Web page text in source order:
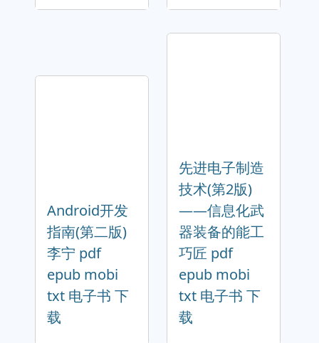
Android开发
指南(第二版)
李宁 pdf
epub mobi
txt 电子书 下
载
先进电子制造
技术(第2版)
——信息化武
器装备的能工
巧匠 pdf
epub mobi
txt 电子书 下
载